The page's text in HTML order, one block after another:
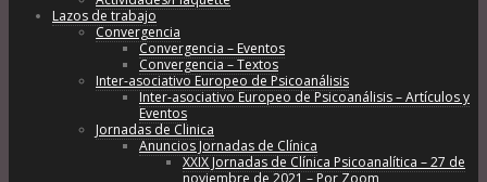
Lazos de trabajo
Convergencia
Convergencia – Eventos
Convergencia – Textos
Inter-asociativo Europeo de Psicoanálisis
Inter-asociativo Europeo de Psicoanálisis – Artículos y
Eventos
Jornadas de Clinica
Anuncios Jornadas de Clínica
XXIX Jornadas de Clínica Psicoanalítica – 27 de
noviembre de 2021 – Por Zoom